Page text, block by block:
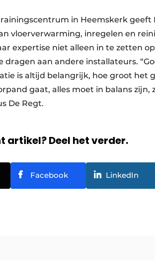
in Heemskerk geeft
vloerverwarming, inregelen en
expertise niet alleen in te zetten
dragen aan andere installateurs.
is altijd belangrijk, hoe groot het
gaat, alles moet in balans
De Regt.
artikel? Deel het verder.
Facebook LinkedIn